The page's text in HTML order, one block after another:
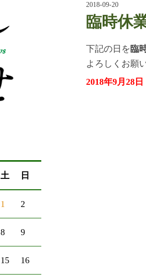
2018-09-20
臨時休
下記の日を 臨
よろしくお願
2018年9月28日
土 日
1 2
8 9
15 16